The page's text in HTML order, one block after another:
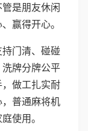
是朋友休闲
赢得开心。
门清、碰碰
牌分牌公平
做工扎实耐
普通麻将机
使用。